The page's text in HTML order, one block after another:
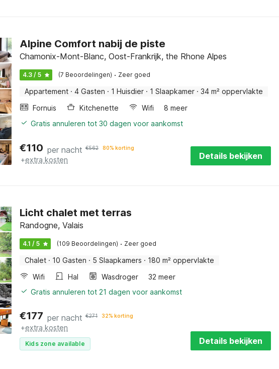
Alpine Comfort nabij de piste
Chamonix-Mont-Blanc, Oost-Frankrijk, the Rhone Alpes
4.3 / 5 (7 Beoordelingen) · Zeer goed
Appartement · 4 Gasten · 1 Huisdier · 1 Slaapkamer · 34 m² oppervlakte
Fornuis
Kitchenette Wifi
8 meer
Gratis annuleren tot 30 dagen voor aankomst
€110 per nacht €562 80% korting
+extra kosten Details bekijken
Licht chalet met terras
Randogne, Valais
4.1 / 5 (109 Beoordelingen) · Zeer goed
Chalet · 10 Gasten · 5 Slaapkamers · 180 m² oppervlakte
Wifi
Hal Wasdroger
32 meer
Gratis annuleren tot 21 dagen voor aankomst
€177 per nacht €271 32% korting
+extra kosten
Kids zone available Details bekijken